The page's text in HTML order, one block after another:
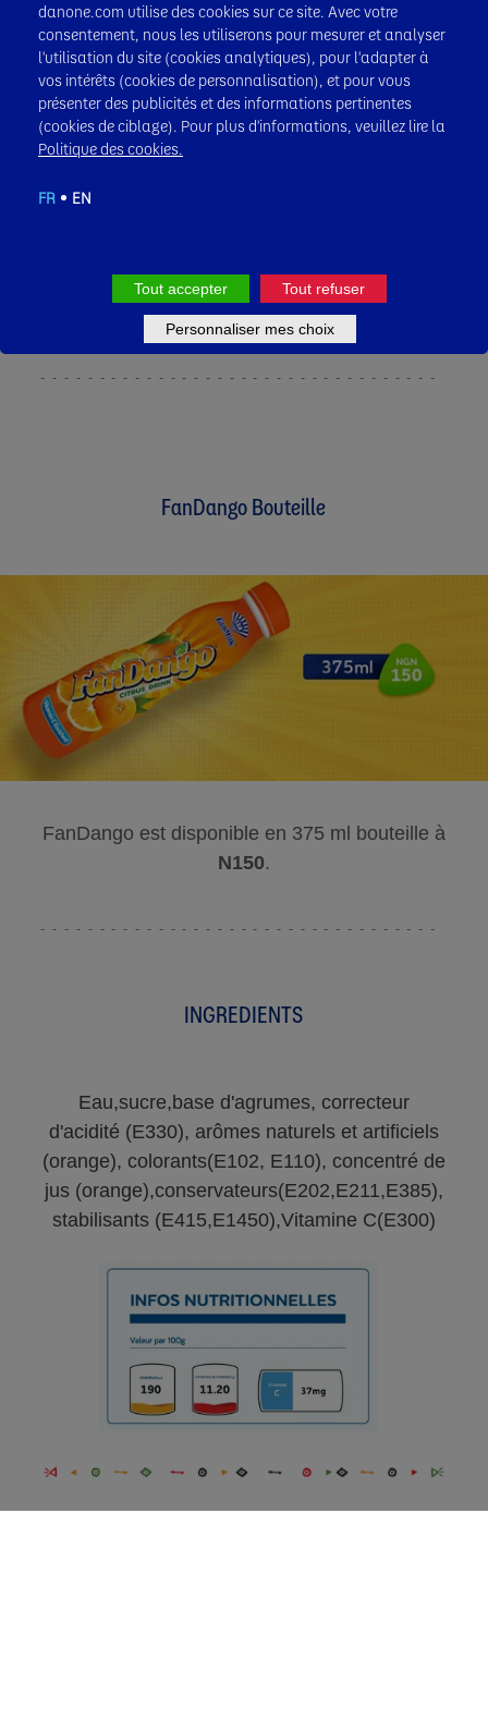
FanDango est disponible en 120 ml sachet à
N50.
FanDango Bouteille
FanDango est disponible en 375 ml bouteille à
N150.
INGREDIENTS
Eau,sucre,base d'agrumes, correcteur
d'acidité (E330), arômes naturels et artificiels
(orange), colorants(E102, E110), concentré de
jus (orange),conservateurs(E202,E211,E385),
stabilisants (E415,E1450),Vitamine C(E300)
danone.com utilise des cookies sur ce site. Avec votre
consentement, nous les utiliserons pour mesurer et analyser
l'utilisation du site (cookies analytiques), pour l'adapter à
vos intérêts (cookies de personnalisation), et pour vous
présenter des publicités et des informations pertinentes
(cookies de ciblage). Pour plus d'informations, veuillez lire la
Politique des cookies.
FR EN
Tout accepter Tout refuser
Personnaliser mes choix